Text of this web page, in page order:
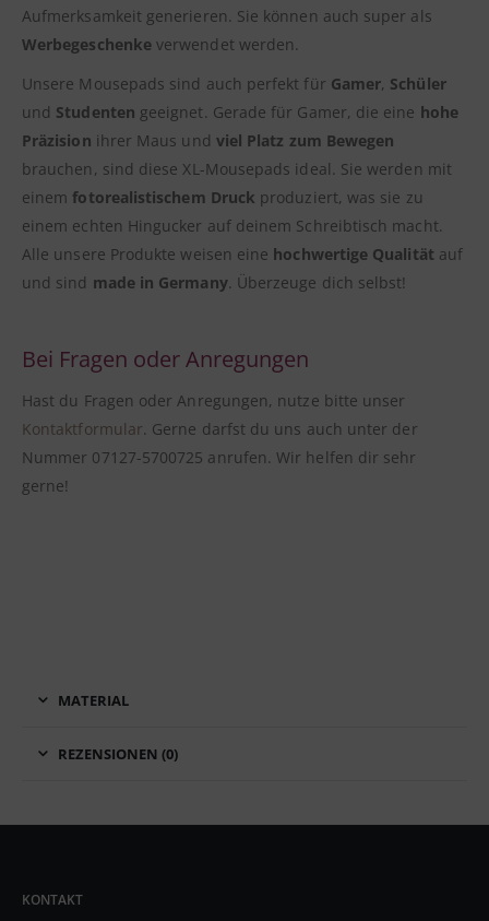
Aufmerksamkeit generieren. Sie können auch super als
Werbegeschenkeverwendet werden.
Unsere Mousepads sind auch perfekt für Gamer, Schüler
und Studenten geeignet. Gerade für Gamer, die eine hohe
Präzision ihrer Maus und viel Platz zum Bewegen
brauchen, sind diese XL-Mousepads ideal. Sie werden mit
einem fotorealistischem Druck produziert, was sie zu
einem echten Hingucker auf deinem Schreibtisch macht.
Alle unsere Produkte weisen eine hochwertige Qualität auf
und sind made in Germany. Überzeuge dich selbst!
Bei Fragen oder Anregungen
Hast du Fragen oder Anregungen, nutze bitte unser
Kontaktformular. Gerne darfst du uns auch unter der
Nummer 07127-5700725 anrufen. Wir helfen dir sehr
gerne!
MATERIAL
REZENSIONEN (0)
KONTAKT